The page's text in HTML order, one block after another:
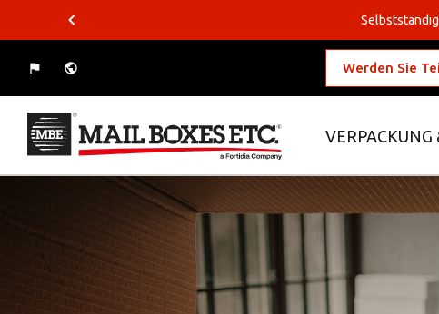
Werden Sie
VERPACKUNG
Was wollen Sie verschicken?
Wohin wollen Sie versenden?
Verpackungslösungen
Business-Lösungen